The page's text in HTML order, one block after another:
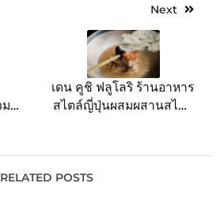
Next
เดน คูชิ ฟลูโลริ ร้านอาหาร
สไตล์ญี่ปุ่นผสมผสานสไตล์
Season ในปีนี้แล้ว
RELATED POSTS